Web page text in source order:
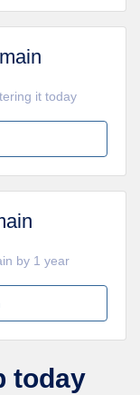
it today
by 1 year
today